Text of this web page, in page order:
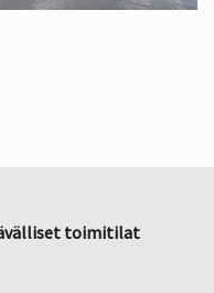
toimitilat